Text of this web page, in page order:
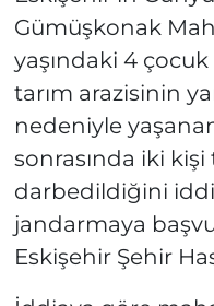
Gümüşkonak
yaşındaki 4
tarım arazisinin
nedeniyle
sonrasında iki kişi
darbedildiğini
jandarmaya
Eskişehir Şehir